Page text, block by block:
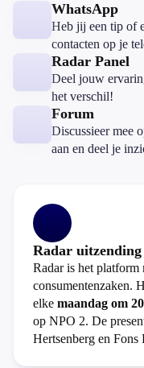
WhatsApp
Heb jij een tip of
contacten op je
Radar Panel
Deel jouw
het verschil!
Forum
Discussieer mee
aan en deel je
Radar uitzending
Radar is het
consumentenzaken.
elke maandag om
op NPO 2. De
Hertsenberg en Fons